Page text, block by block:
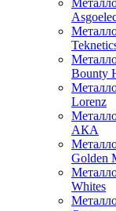
Bounty
Lorenz
АКА
Golden
Whites